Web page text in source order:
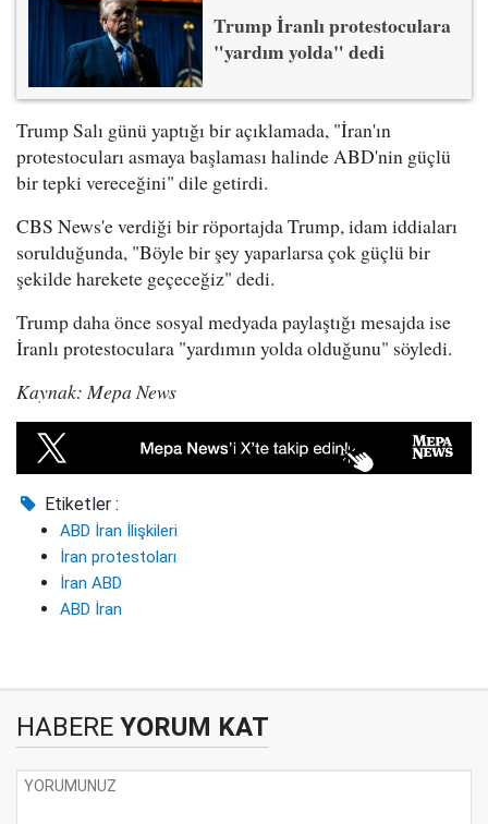
Trump İranlı protestoculara
"yardım yolda" dedi
Trump Salı günü yaptığı bir açıklamada, "İran'ın
protestocuları asmaya başlaması halinde ABD'nin güçlü
bir tepki vereceğini" dile getirdi.
CBS News'e verdiği bir röportajda Trump, idam iddiaları
sorulduğunda, "Böyle bir şey yaparlarsa çok güçlü bir
şekilde harekete geçeceğiz" dedi.
Trump daha önce sosyal medyada paylaştığı mesajda ise
İranlı protestoculara "yardımın yolda olduğunu" söyledi.
Kaynak: Mepa News
Etiketler :
ABD İran İlişkileri
İran protestoları
İran ABD
ABD İran
HABERE YORUM KAT